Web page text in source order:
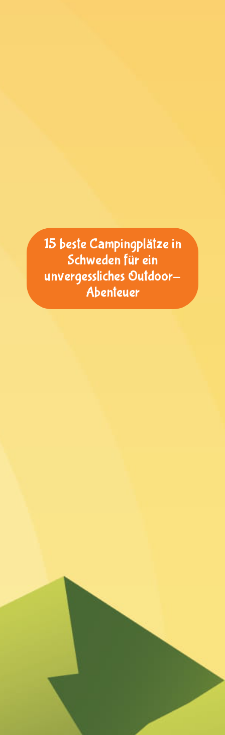
15 beste Campingplätze in
Schweden für ein
unvergessliches Outdoor-
Abenteuer